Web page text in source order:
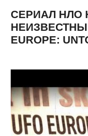
СЕРИАЛ НЛО
EUROPE: